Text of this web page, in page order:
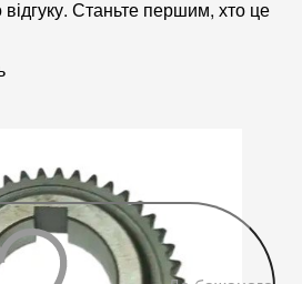
Станьте першим, хто це